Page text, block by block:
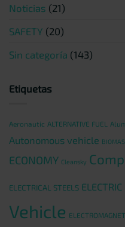
Noticias (21)
SAFETY (20)
Sin categoría (143)
Etiquetas
Aeronautic ALTERNATIVE FUEL
Autonomous vehicle
ECONOMY Cleansky
ELECTRICAL STEELS
Vehicle